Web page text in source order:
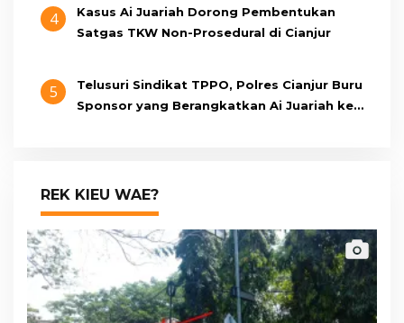
4
Kasus Ai Juariah Dorong Pembentukan
Satgas TKW Non-Prosedural di Cianjur
5
Telusuri Sindikat TPPO, Polres Cianjur Buru
Sponsor yang Berangkatkan Ai Juariah ke
REK KIEU WAE?